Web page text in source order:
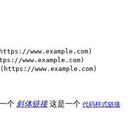
https://www.example.com)
www.example.com)
]( https://www.example.com)
个 斜体链接这是一个 代码样式链接